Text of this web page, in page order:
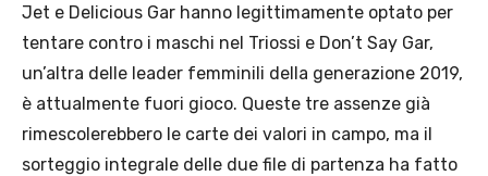
Jet e Delicious Gar hanno legittimamente optato per
tentare contro i maschi nel Triossi e Don’t Say Gar,
un’altra delle leader femminili della generazione 2019,
è attualmente fuori gioco. Queste tre assenze già
rimescolerebbero le carte dei valori in campo, ma il
sorteggio integrale delle due file di partenza ha fatto